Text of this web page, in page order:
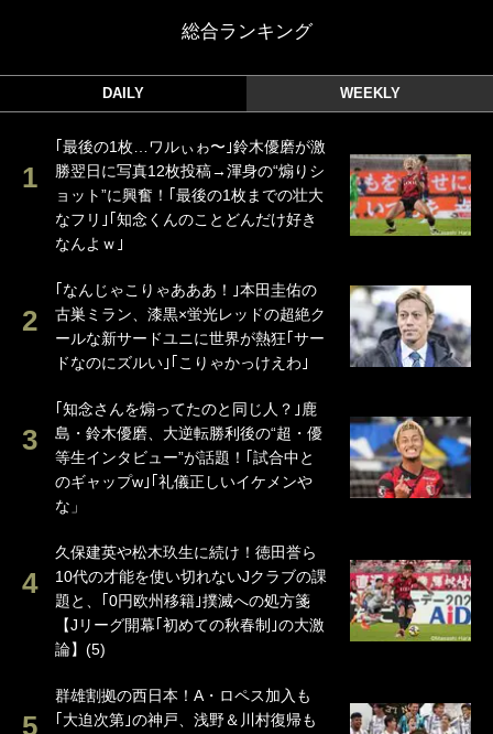
総合ランキング
DAILY WEEKLY
｢最後の1枚…ワルぃゎ〜｣鈴木優磨が激
勝翌日に写真12枚投稿→渾身の“煽りシ
ョット”に興奮！｢最後の1枚までの壮大
なフリ｣｢知念くんのことどんだけ好き
なんよｗ｣
｢なんじゃこりゃあああ！｣本田圭佑の
古巣ミラン、漆黒×蛍光レッドの超絶ク
ールな新サードユニに世界が熱狂｢サー
ドなのにズルい｣｢こりゃかっけえわ｣
｢知念さんを煽ってたのと同じ人？｣鹿
島・鈴木優磨、大逆転勝利後の“超・優
等生インタビュー”が話題！｢試合中と
のギャップw｣｢礼儀正しいイケメンや
な」
久保建英や松木玖生に続け！徳田誉ら
10代の才能を使い切れないJクラブの課
題と、｢0円欧州移籍｣撲滅への処方箋
【Jリーグ開幕｢初めての秋春制｣の大激
論】(5)
群雄割拠の西日本！A・ロペス加入も
｢大迫次第｣の神戸、浅野＆川村復帰も